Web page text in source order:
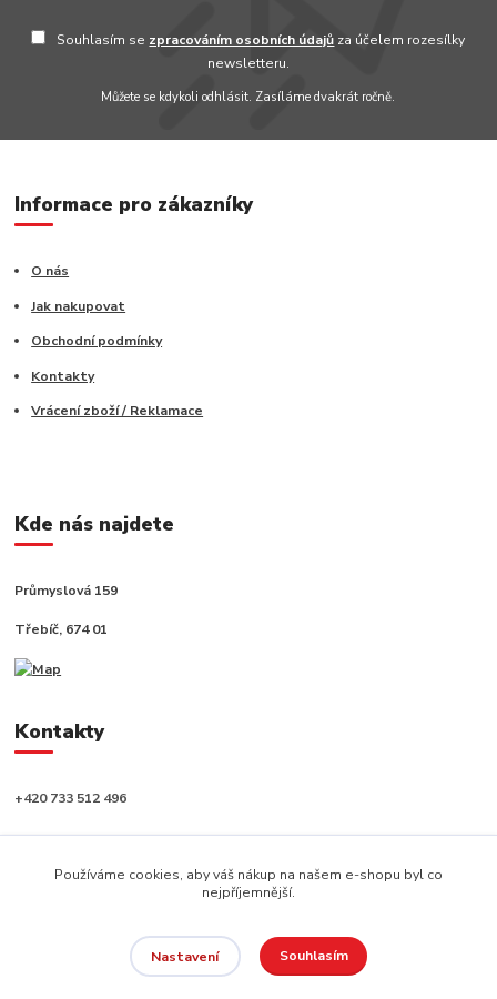
Souhlasím se zpracováním osobních údajů za účelem rozesílky
newsletteru.
Můžete se kdykoli odhlásit. Zasíláme dvakrát ročně.
Informace pro zákazníky
O nás
Jak nakupovat
Obchodní podmínky
Kontakty
Vrácení zboží / Reklamace
Kde nás najdete
Průmyslová 159
Třebíč, 674 01
Kontakty
+420 733 512 496
info@capushop.cz
Používáme cookies, aby váš nákup na našem e-shopu byl co
nejpříjemnější.
Nastavení Souhlasím